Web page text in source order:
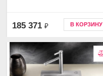
185 371 ₽ В КОРЗИНУ